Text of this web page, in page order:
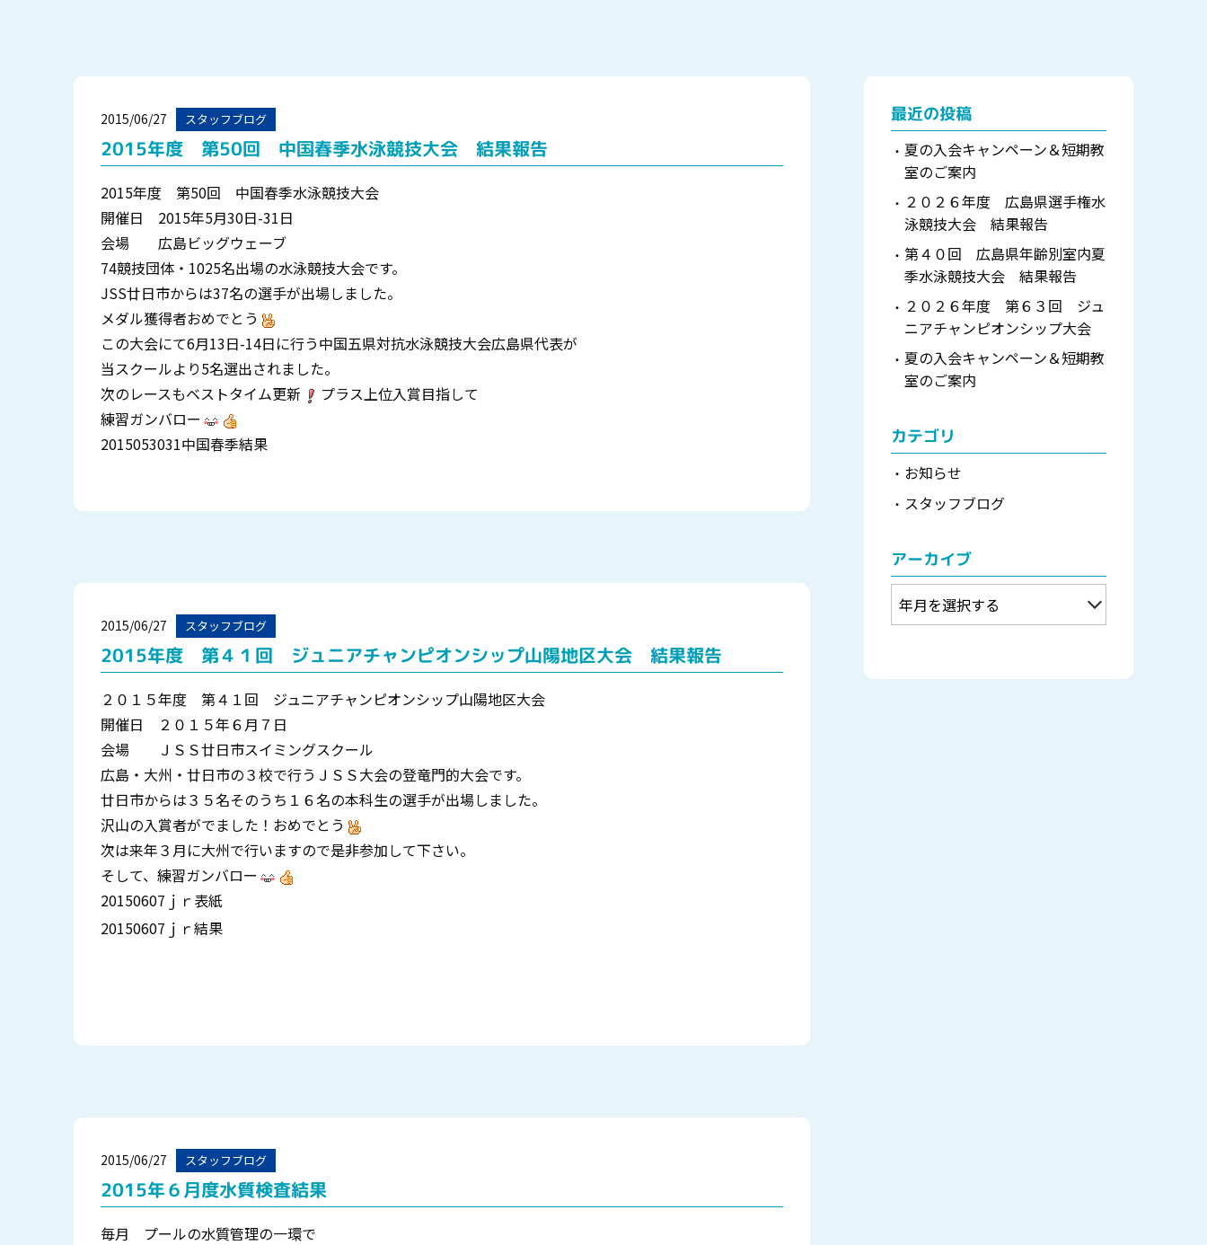
2015/06/27 スタッフブログ
2015年度 第50回 中国春季水泳競技大会 結果報告
2015年度 第50回 中国春季水泳競技大会
開催日 2015年5月30日-31日
会場 広島ビッグウェーブ
74競技団体・1025名出場の水泳競技大会です。
JSS廿日市からは37名の選手が出場しました。
メダル獲得者おめでとう
この大会にて6月13日-14日に行う中国五県対抗水泳競技大会広島県代表が
当スクールより5名選出されました。
次のレースもベストタイム更新
プラス上位入賞目指して
練習ガンバロー
2015053031中国春季結果
2015/06/27 スタッフブログ
2015年度 第４１回 ジュニアチャンピオンシップ山陽地区大会 結果報告
２０１５年度 第４１回 ジュニアチャンピオンシップ山陽地区大会
開催日 ２０１５年６月７日
会場 ＪＳＳ廿日市スイミングスクール
広島・大州・廿日市の３校で行うＪＳＳ大会の登竜門的大会です。
廿日市からは３５名そのうち１６名の本科生の選手が出場しました。
沢山の入賞者がでました！おめでとう
次は来年３月に大州で行いますので是非参加して下さい。
そして、練習ガンバロー
20150607ｊｒ表紙
20150607ｊｒ結果
2015/06/27 スタッフブログ
2015年６月度水質検査結果
毎月 プールの水質管理の一環で
最近の投稿
夏の入会キャンペーン＆短期教
室のご案内
２０２６年度 広島県選手権水
泳競技大会 結果報告
第４０回 広島県年齢別室内夏
季水泳競技大会 結果報告
２０２６年度 第６３回 ジュ
ニアチャンピオンシップ大会
夏の入会キャンペーン＆短期教
室のご案内
カテゴリ
お知らせ
スタッフブログ
アーカイブ